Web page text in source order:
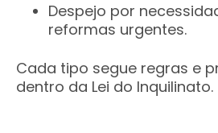
Despejo por
reformas urgentes.
Cada tipo segue regras e
dentro da Lei do Inquilinato.